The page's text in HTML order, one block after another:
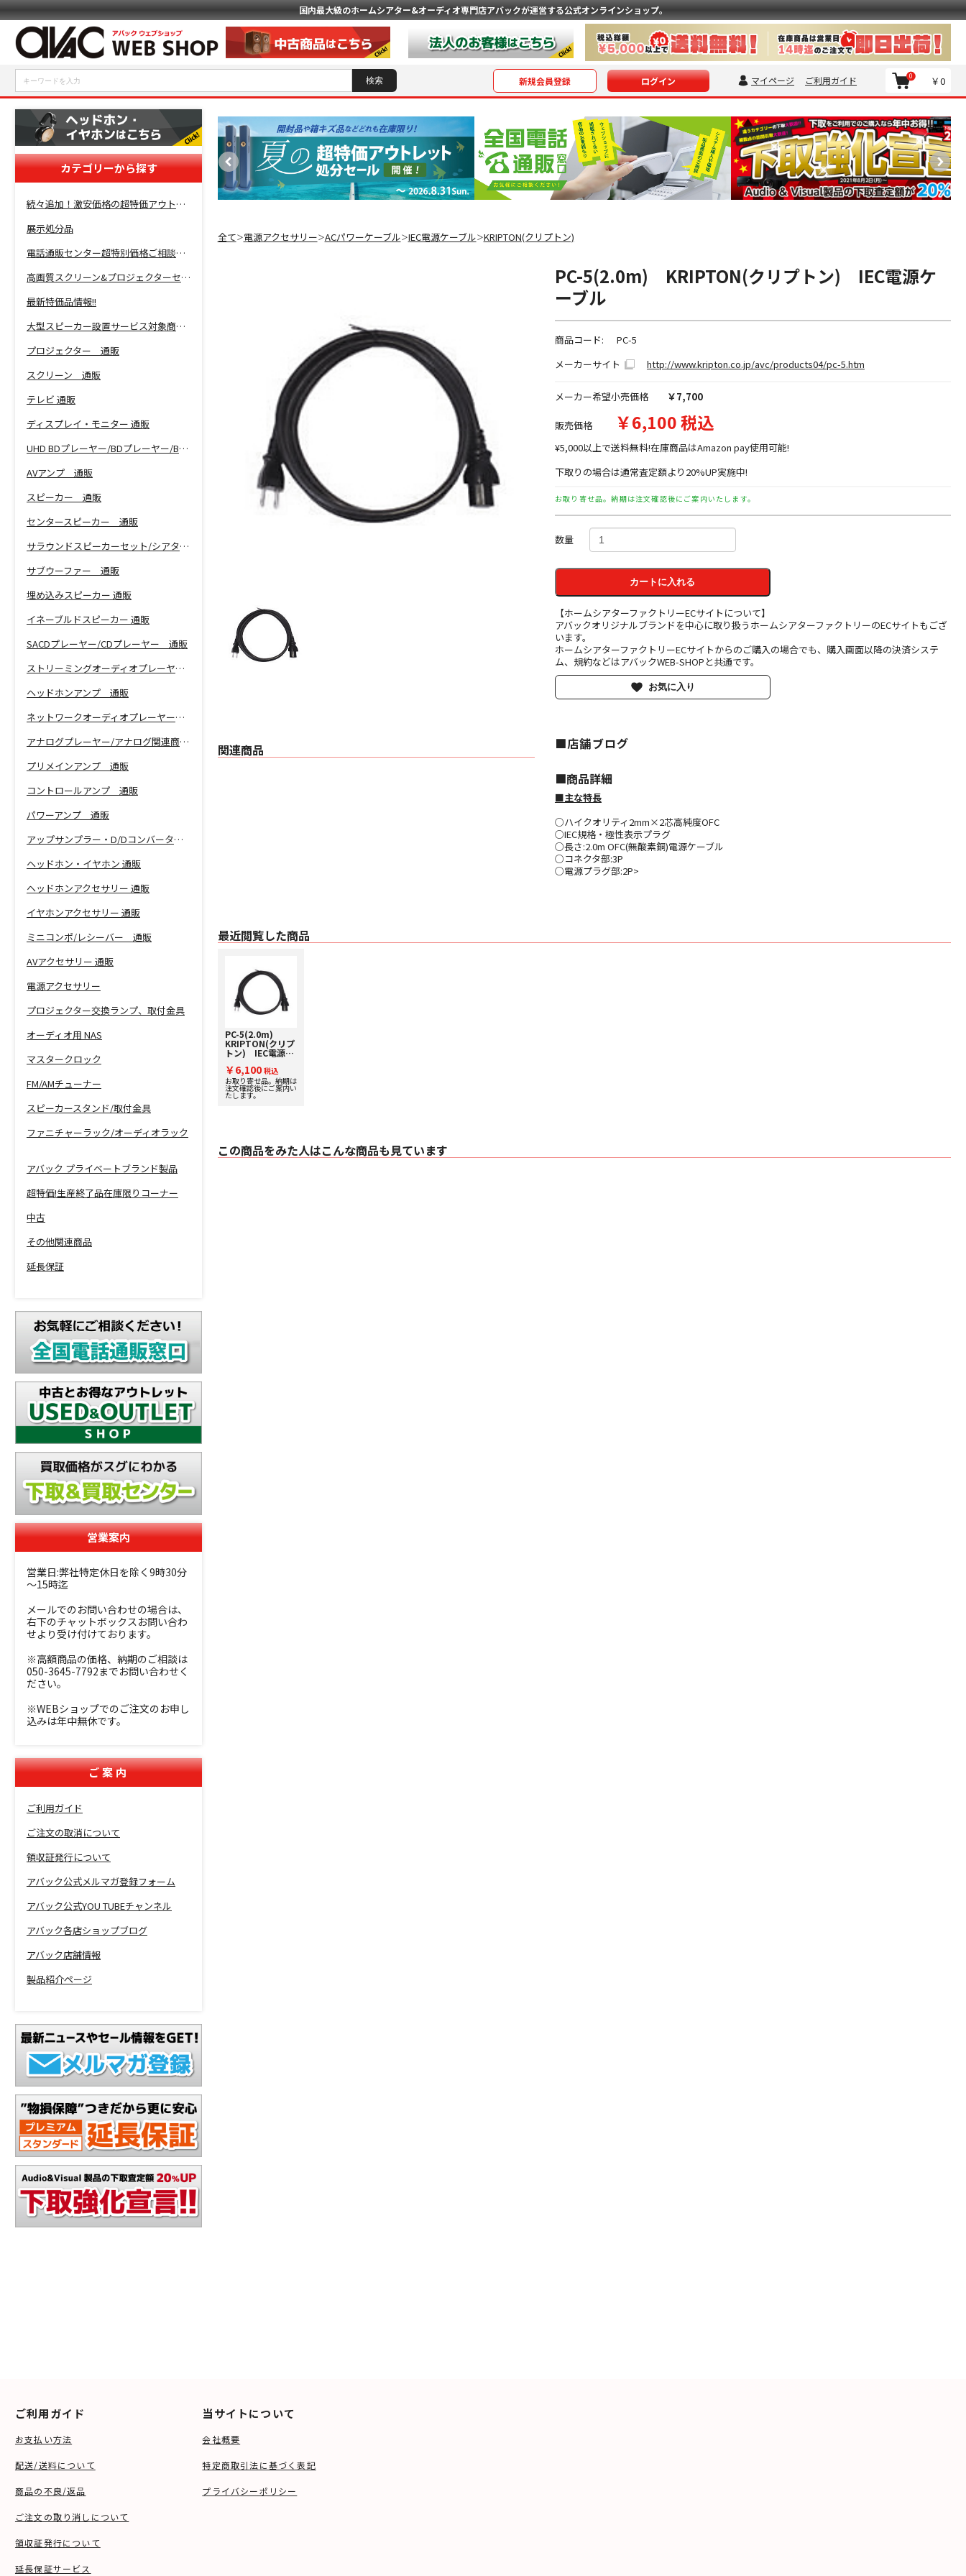
国内最大級のホームシアター&オーディオ専門店アバックが運営する公式オンラインショップ。
新規会員登録 ログイン マイページ ご利用ガイド ￥0
0
カテゴリーから探す
続々追加！激安価格の超特価アウトレットセール開催！
展示処分品
電話通販センター超特別価格ご相談コーナー！
高画質スクリーン&プロジェクターセット超特価！
最新特価品情報!!
大型スピーカー設置サービス対象商品！
プロジェクター 通販
スクリーン 通販
テレビ 通販
ディスプレイ・モニター 通販
UHD BDプレーヤー/BDプレーヤー/BDレコーダー 通販
AVアンプ 通販
スピーカー 通販
センタースピーカー 通販
サラウンドスピーカーセット/シアターバー 通販
サブウーファー 通販
埋め込みスピーカー 通販
イネーブルドスピーカー 通販
SACDプレーヤー/CDプレーヤー 通販
ストリーミングオーディオプレーヤー 通販
ヘッドホンアンプ 通販
ネットワークオーディオプレーヤー 通販
アナログプレーヤー/アナログ関連商品 通販
プリメインアンプ 通販
コントロールアンプ 通販
パワーアンプ 通販
アップサンプラー・D/Dコンバーター 通販
ヘッドホン・イヤホン 通販
ヘッドホンアクセサリー 通販
イヤホンアクセサリー 通販
ミニコンポ/レシーバー 通販
AVアクセサリー 通販
電源アクセサリー
プロジェクター交換ランプ、取付金具
オーディオ用 NAS
マスタークロック
FM/AMチューナー
スピーカースタンド/取付金具
ファニチャーラック/オーディオラック
アバック プライベートブランド製品
超特価!生産終了品在庫限りコーナー
中古
その他関連商品
延長保証
営業案内
営業日:弊社特定休日を除く9時30分
～15時迄
メールでのお問い合わせの場合は、
右下のチャットボックスお問い合わ
せより受け付けております。
※高額商品の価格、納期のご相談は
050-3645-7792までお問い合わせく
ださい。
※WEBショップでのご注文のお申し
込みは年中無休です。
ご案内
ご利用ガイド
ご注文の取消について
領収証発行について
アバック公式メルマガ登録フォーム
アバック公式YOU TUBEチャンネル
アバック各店ショップブログ
アバック店舗情報
製品紹介ページ
全て＞電源アクセサリー＞ACパワーケーブル＞IEC電源ケーブル＞KRIPTON(クリプトン)
関連商品
PC-5(2.0m) KRIPTON(クリプトン) IEC電源ケ
ーブル
商品コード:
PC-5
メーカーサイト
http://www.kripton.co.jp/avc/products04/pc-5.htm
メーカー希望小売価格 ￥7,700
販売価格 ￥6,100 税込
¥5,000以上で送料無料!在庫商品はAmazon pay使用可能!
下取りの場合は通常査定額より20%UP実施中!
お取り寄せ品。納期は注文確認後にご案内いたします。
数量
カートに入れる
【ホームシアターファクトリーECサイトについて】
アバックオリジナルブランドを中心に取り扱うホームシアターファクトリーのECサイトもござ
います。
ホームシアターファクトリーECサイトからのご購入の場合でも、購入画面以降の決済システ
ム、規約などはアバックWEB-SHOPと共通です。
お気に入り
■店舗ブログ
■︎商品詳細
■主な特長
○ハイクオリティ2mm×2芯高純度OFC
○IEC規格・極性表示プラグ
○長さ:2.0m OFC(無酸素銅)電源ケーブル
○コネクタ部:3P
○電源プラグ部:2P>
最近閲覧した商品
PC-5(2.0m)
KRIPTON(クリプ
トン) IEC電源ケ
ーブル
￥6,100 税込
お取り寄せ品。納期は
注文確認後にご案内い
たします。
この商品をみた人はこんな商品も見ています
ご利用ガイド
お支払い方法
配送/送料について
商品の不良/返品
ご注文の取り消しについて
領収証発行について
延長保証サービス
当サイトについて
会社概要
特定商取引法に基づく表記
プライバシーポリシー